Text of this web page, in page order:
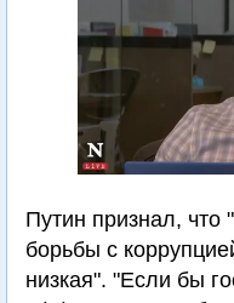
Путин признал, что
борьбы с
низкая". "Если бы